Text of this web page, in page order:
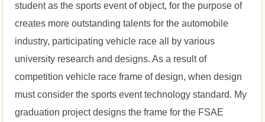
student as the sports event of object, for the purpose of
creates more outstanding talents for the automobile
industry, participating vehicle race all by various
university research and designs. As a result of
competition vehicle race frame of design, when design
must consider the sports event technology standard. My
graduation project designs the frame for the FSAE